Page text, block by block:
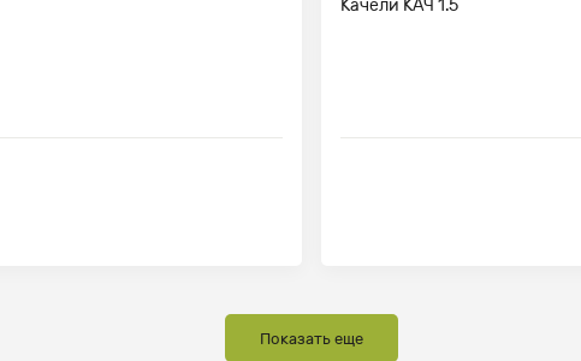
Качели КАЧ 1.5
Показать еще